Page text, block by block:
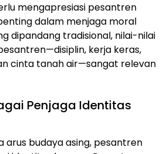
mengapresiasi pesantren
dalam menjaga moral
dipandang tradisional, nilai-nilai
kerja keras,
cinta tanah air—sangat relevan
Penjaga Identitas
arus budaya asing, pesantren